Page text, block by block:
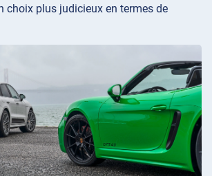
choix plus judicieux en termes de